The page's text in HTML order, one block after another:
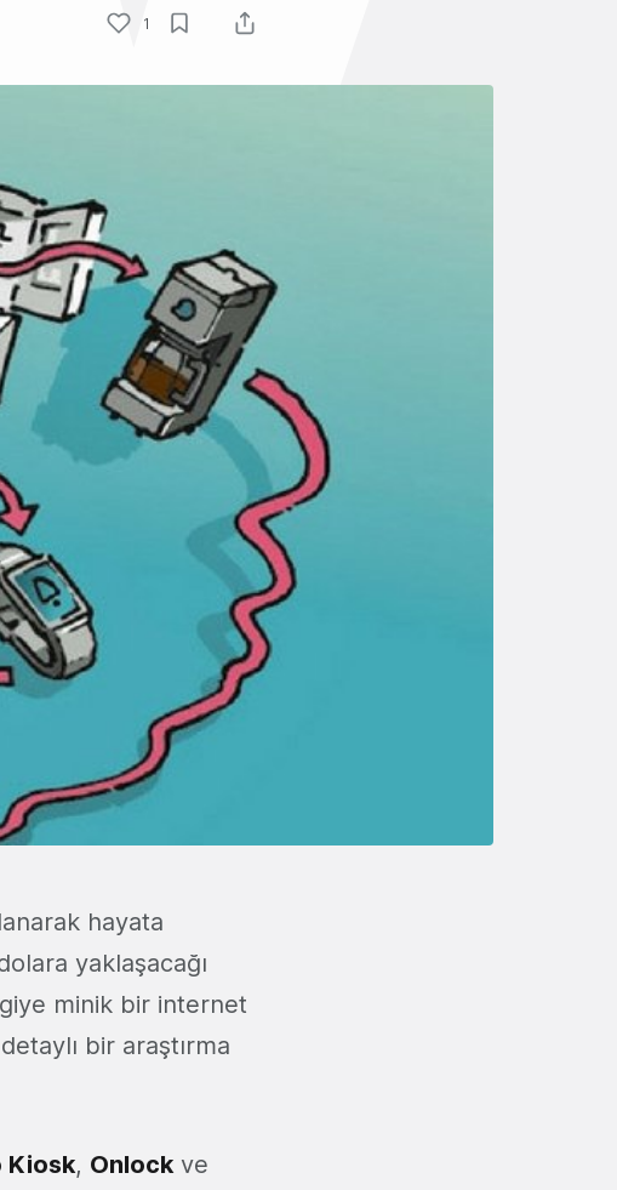
1
hayata
yaklaşacağı
minik bir internet
bir araştırma
Kiosk, Onlockve